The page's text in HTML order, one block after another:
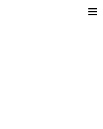
≡